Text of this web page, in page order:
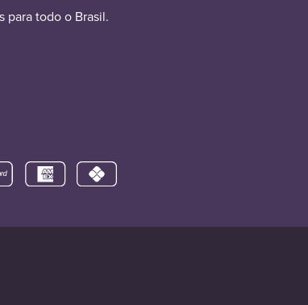
para todo o Brasil.